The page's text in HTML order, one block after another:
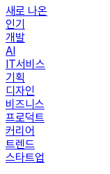
새로 나온
인기
개발
AI
IT서비스
기획
디자인
비즈니스
프로덕트
커리어
트렌드
스타트업